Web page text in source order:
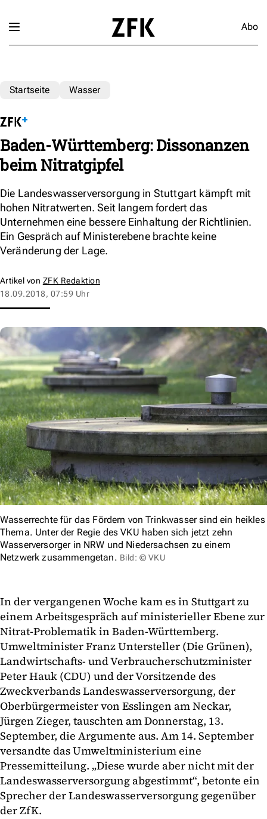
Abo
Startseite Wasser
Baden-Württemberg: Dissonanzen
beim Nitratgipfel
Die Landeswasserversorgung in Stuttgart kämpft mit
hohen Nitratwerten. Seit langem fordert das
Unternehmen eine bessere Einhaltung der Richtlinien.
Ein Gespräch auf Ministerebene brachte keine
Veränderung der Lage.
Artikel von ZFK Redaktion
18.09.2018, 07:59 Uhr
Wasserrechte für das Fördern von Trinkwasser sind ein heikles
Thema. Unter der Regie des VKU haben sich jetzt zehn
Wasserversorger in NRW und Niedersachsen zu einem
Netzwerk zusammengetan. Bild: © VKU
In der vergangenen Woche kam es in Stuttgart zu
einem Arbeitsgespräch auf ministerieller Ebene zur
Nitrat-Problematik in Baden-Württemberg.
Umweltminister Franz Untersteller (Die Grünen),
Landwirtschafts- und Verbraucherschutzminister
Peter Hauk (CDU) und der Vorsitzende des
Zweckverbands Landeswasserversorgung, der
Oberbürgermeister von Esslingen am Neckar,
Jürgen Zieger, tauschten am Donnerstag, 13.
September, die Argumente aus. Am 14. September
versandte das Umweltministerium eine
Pressemitteilung. „Diese wurde aber nicht mit der
Landeswasserversorgung abgestimmt“, betonte ein
Sprecher der Landeswasserversorgung gegenüber
der ZfK.